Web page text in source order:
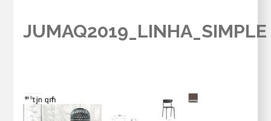
JUMAQ2019_LINHA_SIMPLE